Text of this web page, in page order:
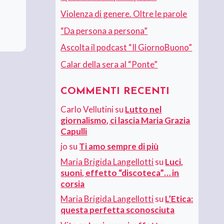
Violenza di genere. Oltre le parole
“Da persona a persona”
Ascolta il podcast “Il GiornoBuono”
Calar della sera al “Ponte”
COMMENTI RECENTI
Carlo Vellutinisu Lutto nel
giornalismo, ci lascia Maria Grazia
Capulli
jo su Ti amo sempre di più
Maria Brigida Langellottisu Luci,
suoni, effetto “discoteca”… in
corsia
Maria Brigida Langellottisu L’Etica:
questa perfetta sconosciuta